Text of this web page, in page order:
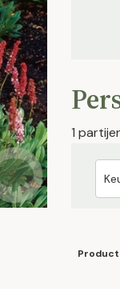
1
Product